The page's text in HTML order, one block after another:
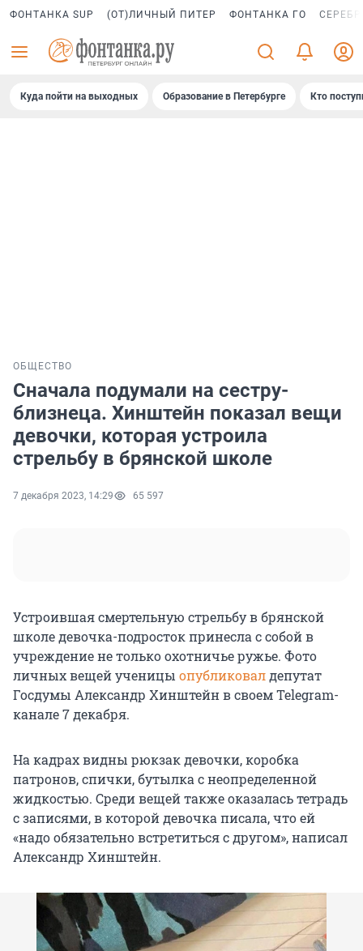
ФОНТАНКА SUP (ОТ)ЛИЧНЫЙ ПИТЕР ФОНТАНКА ГО
Куда пойти на выходных Образование в Петербурге Кто
ОБЩЕСТВО
Сначала подумали на сестру-
близнеца. Хинштейн показал вещи
девочки, которая устроила
стрельбу в брянской школе
7 декабря 2023, 14:29 65 597
Устроившая смертельную стрельбу в брянской
школе девочка-подросток принесла с собой в
учреждение не только охотничье ружье. Фото
личных вещей ученицы опубликовалдепутат
Госдумы Александр Хинштейн в своем Telegram-
канале 7 декабря.
На кадрах видны рюкзак девочки, коробка
патронов, спички, бутылка с неопределенной
жидкостью. Среди вещей также оказалась тетрадь
с записями, в которой девочка писала, что ей
«надо обязательно встретиться с другом», написал
Александр Хинштейн.